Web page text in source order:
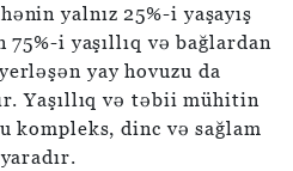
yalnız 25%-i yaşayış
75%-i yaşıllıq və bağlardan
yay hovuzu da
Yaşıllıq və təbii mühitin
dinc və sağlam